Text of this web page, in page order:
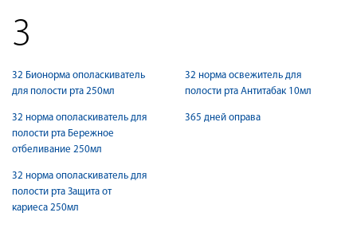
3
32 Бионорма ополаскиватель
для полости рта 250мл
32 норма ополаскиватель для
полости рта Бережное
отбеливание 250мл
32 норма ополаскиватель для
полости рта Защита от
кариеса 250мл
32 норма освежитель для
полости рта Антитабак 10мл
365 дней оправа